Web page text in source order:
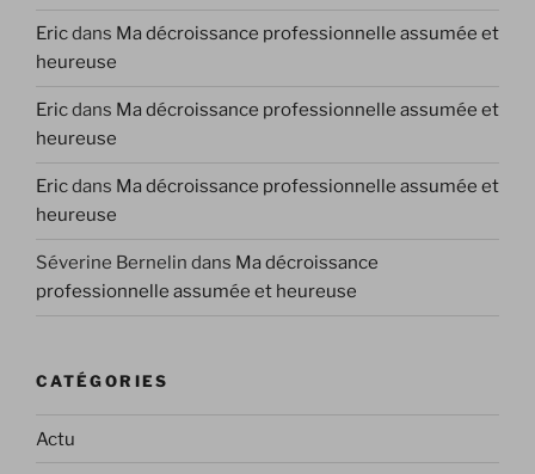
Ericdans Ma décroissance professionnelle assumée et
heureuse
Ericdans Ma décroissance professionnelle assumée et
heureuse
Ericdans Ma décroissance professionnelle assumée et
heureuse
Séverine Bernelin dans Ma décroissance
professionnelle assumée et heureuse
CATÉGORIES
Actu